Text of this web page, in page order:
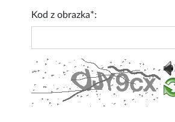
Kod z obrazka*: